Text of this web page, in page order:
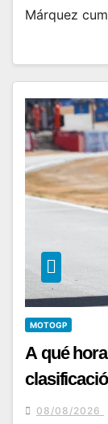
Márquez
MOTOGP
A qué
08/08/2026